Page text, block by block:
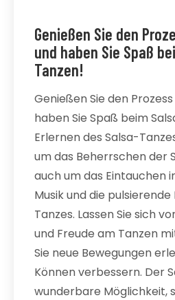
Genießen Sie den
und haben Sie Spaß
Tanzen!
Genießen Sie den
haben Sie Spaß beim
Erlernen des Salsa-
um das Beherrschen der
auch um das Eintauchen
Musik und die pulsierende
Tanzes. Lassen Sie sich
und Freude am Tanzen
Sie neue Bewegungen
Können verbessern. Der
wunderbare Möglichkeit,